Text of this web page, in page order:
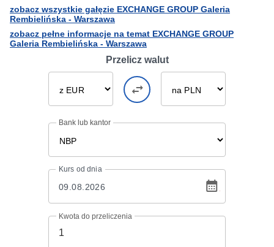
zobacz wszystkie gałęzie EXCHANGE GROUP Galeria
Rembielińska - Warszawa
zobacz pełne informacje na temat EXCHANGE GROUP
Galeria Rembielińska - Warszawa
Przelicz walut
Bank lub kantor
Kurs od dnia
Kwota do przeliczenia